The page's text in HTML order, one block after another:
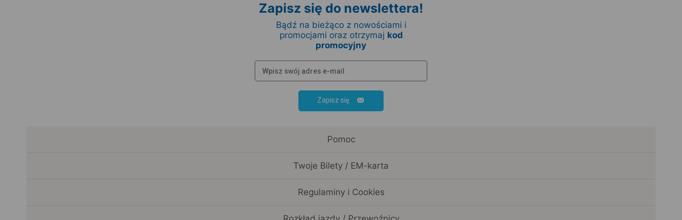
Zapisz się do newslettera!
Bądź na bieżąco z nowościami i
promocjami oraz otrzymaj kod
promocyjny
Zapisz się
Pomoc
Twoje Bilety / EM-karta
Regulaminy i Cookies